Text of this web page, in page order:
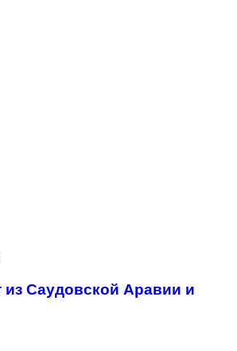
Саудовской Аравии и